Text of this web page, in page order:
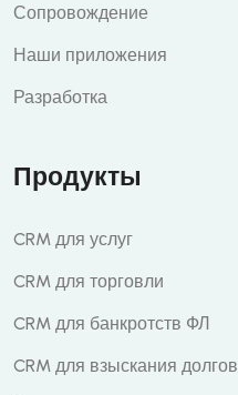
Сопровождение
Наши приложения
Разработка
Продукты
CRM для услуг
CRM для торговли
CRM для банкротств ФЛ
CRM для взыскания долгов